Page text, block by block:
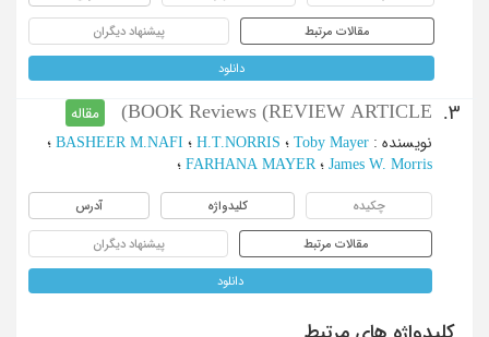
مقالات مرتبط پیشنهاد دیگران
دانلود
3.
BOOK Reviews (REVIEW ARTICLE)
مقاله
نویسنده :
Toby Mayer ؛ H.T.NORRIS ؛ BASHEER M.NAFI ؛
James W. Morris ؛FARHANA MAYER ؛
چکیده کلیدواژه آدرس
مقالات مرتبط پیشنهاد دیگران
دانلود
کلیدواژه های مرتبط